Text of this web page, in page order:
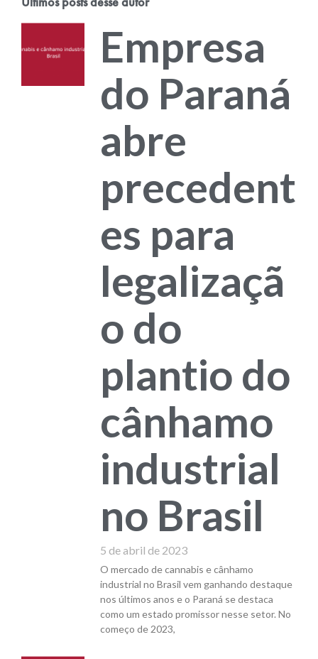
Empresa
do Paraná
abre
precedent
es para
legalizaçã
o do
plantio do
cânhamo
industrial
no Brasil
5 de abril de 2023
O mercado de cannabis e cânhamo
industrial no Brasil vem ganhando destaque
nos últimos anos e o Paraná se destaca
como um estado promissor nesse setor. No
começo de 2023,